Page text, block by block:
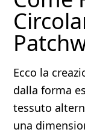
Ecco la
dalla forma
tessuto
una